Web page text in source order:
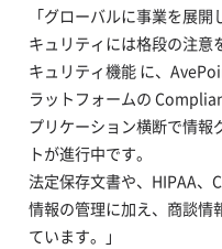
「グローバルに事業を展
キュリティには格段の注意
キュリティ機能 に、
ラットフォームの
プリケーション横断で情報
トが進行中です。
法定保存文書や、HIPAA、
情報の管理に加え、商談情
ています。」